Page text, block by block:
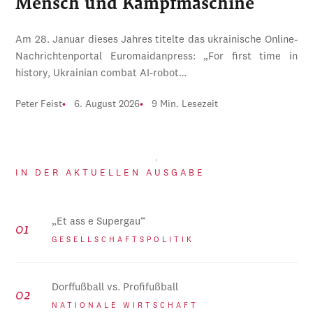
Am 28. Januar dieses Jahres titelte das ukrainische Online-
Nachrichtenportal Euromaidanpress: „For first time in
history, Ukrainian combat AI-robot…
Peter Feist 6. August 2026 9 Min. Lesezeit
IN DER AKTUELLEN AUSGABE
„Et ass e Supergau“
GESELLSCHAFTSPOLITIK
Dorffußball vs. Profifußball
NATIONALE WIRTSCHAFT